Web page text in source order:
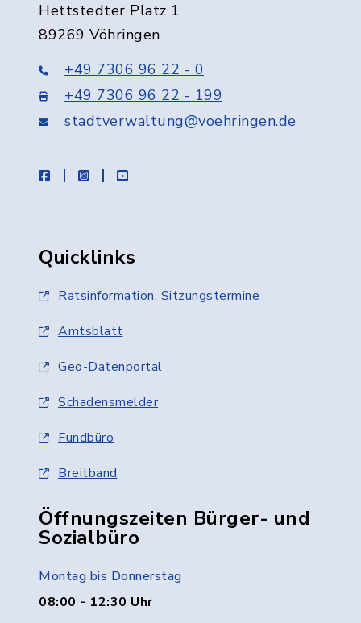
Hettstedter Platz 1
89269 Vöhringen
+49 7306 96 22 - 0
+49 7306 96 22 - 199
stadtverwaltung@voehringen.de
facebookinstagramyoutube
Quicklinks
Ratsinformation, Sitzungstermine
Amtsblatt
Geo-Datenportal
Schadensmelder
Fundbüro
Breitband
Öffnungszeiten Bürger- und
Sozialbüro
Montag bis Donnerstag
08:00 - 12:30 Uhr